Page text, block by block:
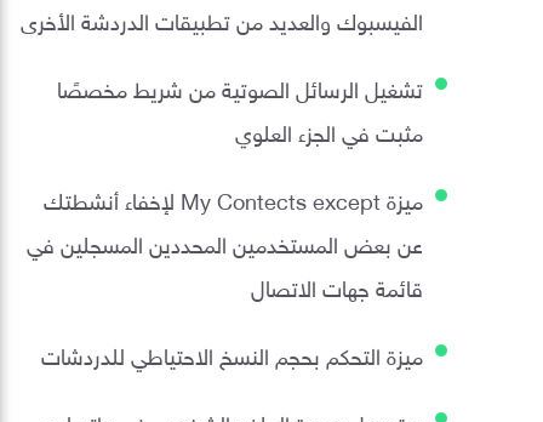
الفيسبوك والعديد من تطبيقات الدردشة الأخرى
تشغيل الرسائل الصوتية من شريط مخصصًا
مثبت في الجزء العلوي
ميزة My Contects except لإخفاء أنشطتك
عن بعض المستخدمين المحددين المسجلين في
قائمة جهات الاتصال
ميزة التحكم بحجم النسخ الاحتياطي للدردشات